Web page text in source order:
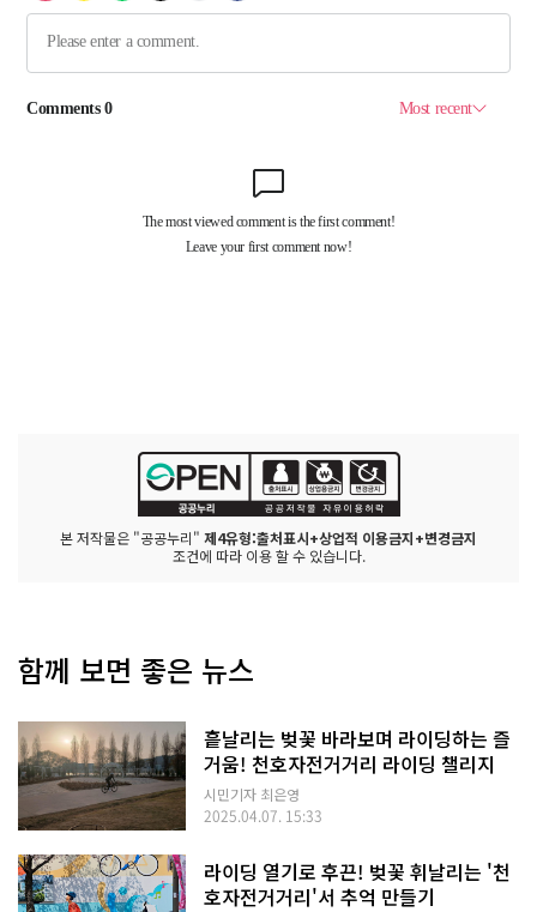
본 저작물은 "공공누리" 제4유형:출처표시+상업적 이용금지+변경금지
조건에 따라 이용 할 수 있습니다.
함께 보면 좋은 뉴스
흩날리는 벚꽃 바라보며 라이딩하는 즐
거움! 천호자전거거리 라이딩 챌리지
시민기자 최은영
2025.04.07. 15:33
라이딩 열기로 후끈! 벚꽃 휘날리는 '천
호자전거거리'서 추억 만들기